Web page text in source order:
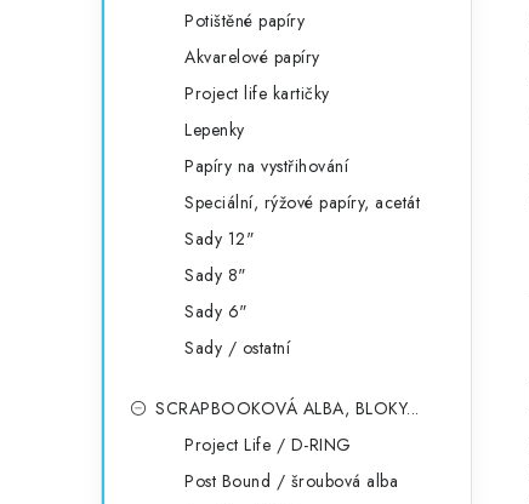
Potištěné papíry
Akvarelové papíry
Project life kartičky
Lepenky
Papíry na vystřihování
Speciální, rýžové papíry, acetát
Sady 12"
Sady 8"
Sady 6"
Sady / ostatní
SCRAPBOOKOVÁ ALBA, BLOKY...
Project Life / D-RING
Post Bound / šroubová alba